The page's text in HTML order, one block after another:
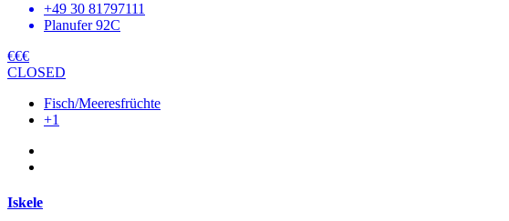
+49 30 81797111
Planufer 92C
€€€
CLOSED
Fisch/Meeresfrüchte
+1
Iskele